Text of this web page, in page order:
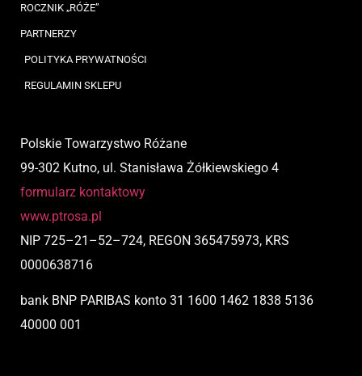
ROCZNIK „RÓŻE”
PARTNERZY
POLITYKA PRYWATNOŚCI
REGULAMIN SKLEPU
Polskie Towarzystwo Różane
99-302 Kutno, ul. Stanisława Żółkiewskiego 4
formularz kontaktowy
www.ptrosa.pl
NIP 725–21 –52–724, REGON 365475973, KRS
0000638716
bank BNP PARIBAS konto 31 1600 1462 1838 5136
40000 001